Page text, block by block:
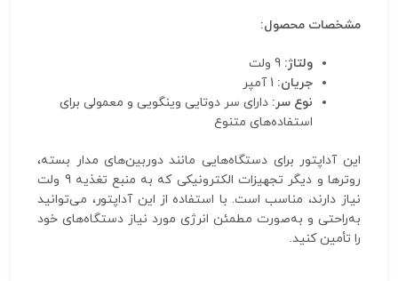
مشخصات محصول:
ولتاژ: 9 ولت
جریان:
نوع سر: دارای سر دوتایی وینگویی و معمولی برای
استفاده‌های متنوع
این آداپتور برای دستگاه‌هایی مانند دوربین‌های مدار بسته،
روترها و دیگر تجهیزات الکترونیکی که به منبع تغذیه 9 ولت
نیاز دارند، مناسب است. با استفاده از این آداپتور، می‌توانید
به‌راحتی و به‌صورت مطمئن انرژی مورد نیاز دستگاه‌های خود
را تأمین کنید.